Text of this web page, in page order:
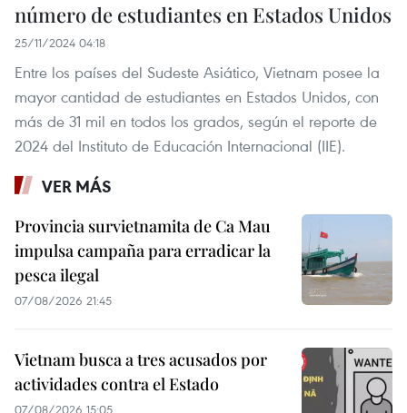
número de estudiantes en Estados Unidos
25/11/2024 04:18
Entre los países del Sudeste Asiático, Vietnam posee la
mayor cantidad de estudiantes en Estados Unidos, con
más de 31 mil en todos los grados, según el reporte de
2024 del Instituto de Educación Internacional (IIE).
VER MÁS
Provincia survietnamita de Ca Mau
impulsa campaña para erradicar la
pesca ilegal
07/08/2026 21:45
Vietnam busca a tres acusados por
actividades contra el Estado